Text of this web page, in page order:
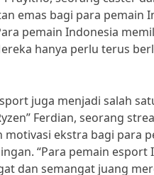
emas bagi para
pemain Indonesia
hanya perlu terus
juga menjadi salah
Ferdian, seorang
ekstra bagi para
“Para pemain
dan semangat juang